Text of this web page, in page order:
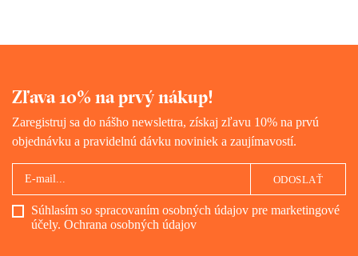
Zľava 10% na prvý nákup!
Zaregistruj sa do nášho newslettra, získaj zľavu 10% na prvú
objednávku a pravidelnú dávku noviniek a zaujímavostí.
Súhlasím so spracovaním osobných údajov pre marketingové
účely. Ochrana osobných údajov
ODOSLAŤ